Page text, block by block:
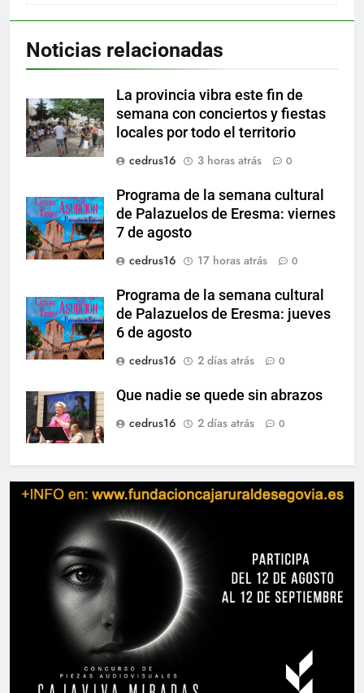
Noticias relacionadas
La provincia vibra este fin de
semana con conciertos y fiestas
locales por todo el territorio
cedrus16
3 horas atrás 0
Programa de la semana cultural
de Palazuelos de Eresma: viernes
7 de agosto
cedrus16
17 horas atrás 0
Programa de la semana cultural
de Palazuelos de Eresma: jueves
6 de agosto
cedrus16
2 días atrás 0
Que nadie se quede sin abrazos
cedrus16
2 días atrás 0